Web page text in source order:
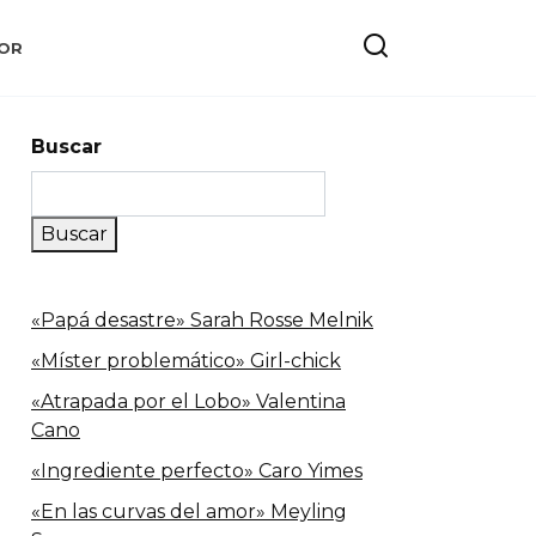
Buscar
Buscar
«Papá desastre» Sarah Rosse Melnik
«Míster problemático» Girl-chick
«Atrapada por el Lobo» Valentina
Cano
«Ingrediente perfecto» Caro Yimes
«En las curvas del amor» Meyling